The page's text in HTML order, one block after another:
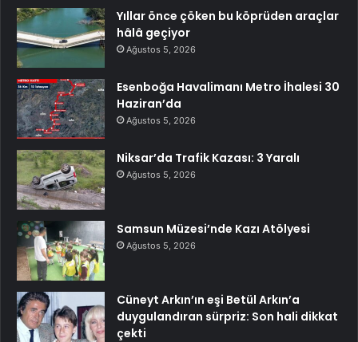
Yıllar önce çöken bu köprüden araçlar
hâlâ geçiyor
Ağustos 5, 2026
Esenboğa Havalimanı Metro İhalesi 30
Haziran’da
Ağustos 5, 2026
Niksar’da Trafik Kazası: 3 Yaralı
Ağustos 5, 2026
Samsun Müzesi’nde Kazı Atölyesi
Ağustos 5, 2026
Cüneyt Arkın’ın eşi Betül Arkın’a
duygulandıran sürpriz: Son hali dikkat
çekti